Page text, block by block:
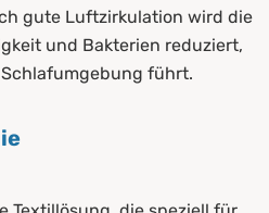
gute Luftzirkulation wird die
und Bakterien reduziert,
führt.